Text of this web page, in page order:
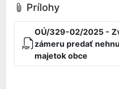
Prílohy
OÚ/329-02/2025 -
zámeru predať
majetok obce